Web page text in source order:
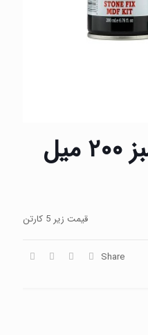
چسب فوری سبز ۲۰۰ میل
قیمت زیر 5 کارتن
Share